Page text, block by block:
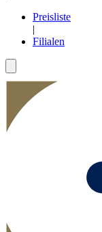
Preisliste
|
Filialen